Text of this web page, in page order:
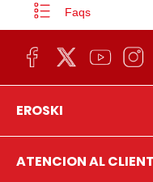
Faqs
EROSKI
ATENCION AL